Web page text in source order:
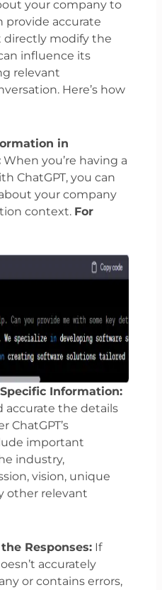
your company to
provide accurate
directly modify the
influence its
relevant
Here’s how
in
When you’re having a
ChatGPT, you can
your company
context. For
Information:
accurate the details
ChatGPT’s
important
industry,
vision, unique
other relevant
Responses: If
accurately
or contains errors,